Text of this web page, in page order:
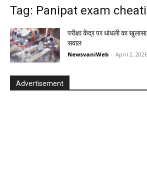
Tag: Panipat exam
परीक्षा केंद्र पर धांधली का
सवाल
NewsvaniWeb - April 2, 2026
Advertisement